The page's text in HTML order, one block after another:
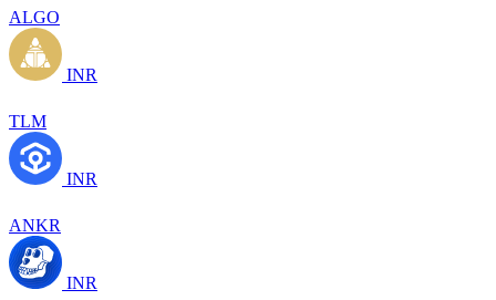
ALGO
INR
TLM
INR
ANKR
INR